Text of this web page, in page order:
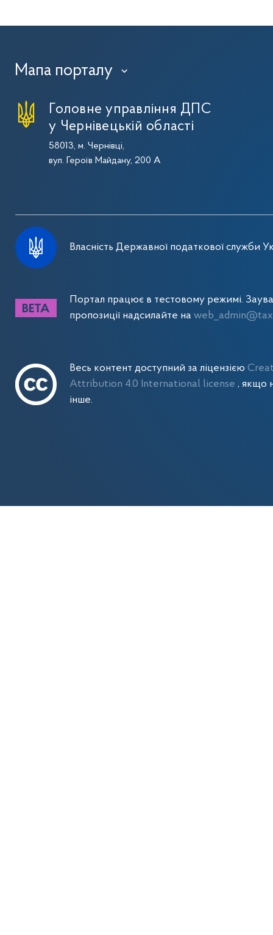
Мапа порталу ›
Головне управління ДПС
у Чернівецькій області
58013, м. Чернівці,
вул. Героїв Майдану, 200 А
Власність Державної податкової служби
Портал працює в тестовому режимі.
пропозиції надсилайте на
Весь контент доступний за ліцензією
Attribution 4.0 International license, якщо
інше.